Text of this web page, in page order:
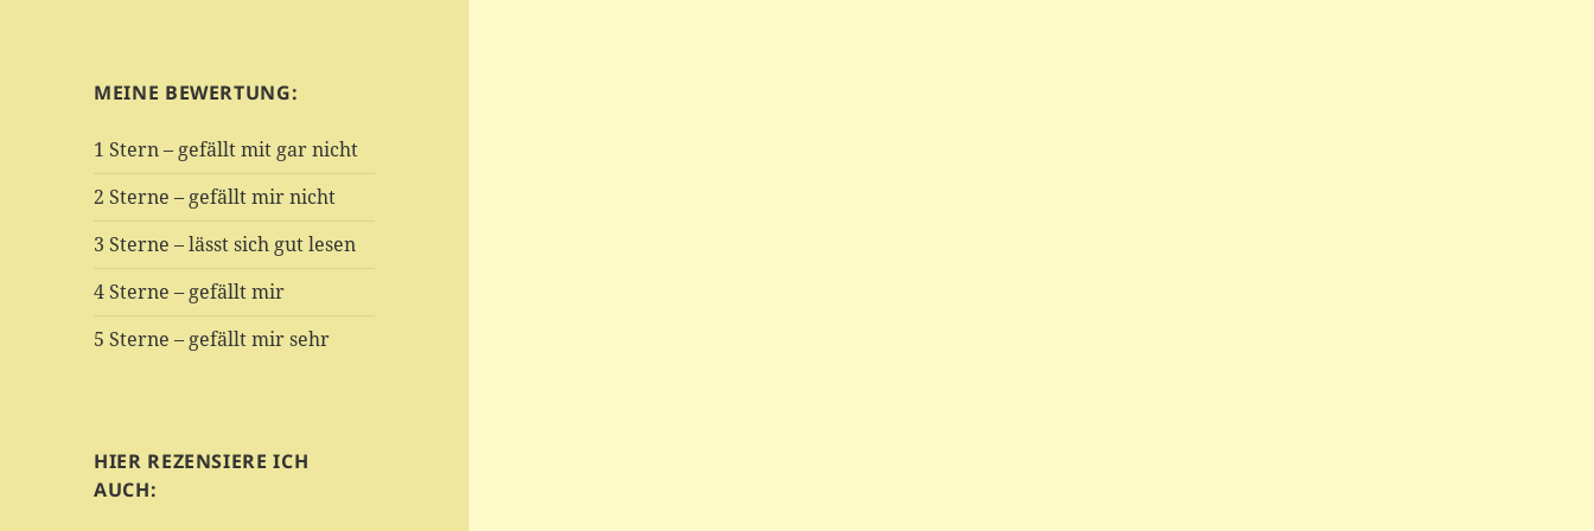
MEINE BEWERTUNG:
1 Stern – gefällt mit gar nicht
2 Sterne – gefällt mir nicht
3 Sterne – lässt sich gut lesen
4 Sterne – gefällt mir
5 Sterne – gefällt mir sehr
HIER REZENSIERE ICH
AUCH: